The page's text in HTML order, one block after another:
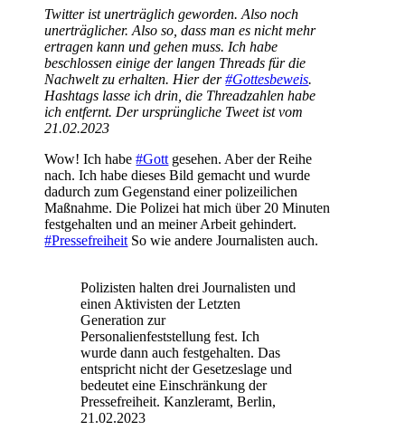
Twitter ist unerträglich geworden. Also noch
unerträglicher. Also so, dass man es nicht mehr
ertragen kann und gehen muss. Ich habe
beschlossen einige der langen Threads für die
Nachwelt zu erhalten. Hier der#Gottesbeweis.
Hashtags lasse ich drin, die Threadzahlen habe
ich entfernt. Der ursprüngliche Tweet ist vom
21.02.2023
Wow! Ich habe#Gott gesehen. Aber der Reihe
nach. Ich habe dieses Bild gemacht und wurde
dadurch zum Gegenstand einer polizeilichen
Maßnahme. Die Polizei hat mich über 20 Minuten
festgehalten und an meiner Arbeit gehindert.
#Pressefreiheit So wie andere Journalisten auch.
Polizisten halten drei Journalisten und
einen Aktivisten der Letzten
Generation zur
Personalienfeststellung fest. Ich
wurde dann auch festgehalten. Das
entspricht nicht der Gesetzeslage und
bedeutet eine Einschränkung der
Pressefreiheit. Kanzleramt, Berlin,
21.02.2023